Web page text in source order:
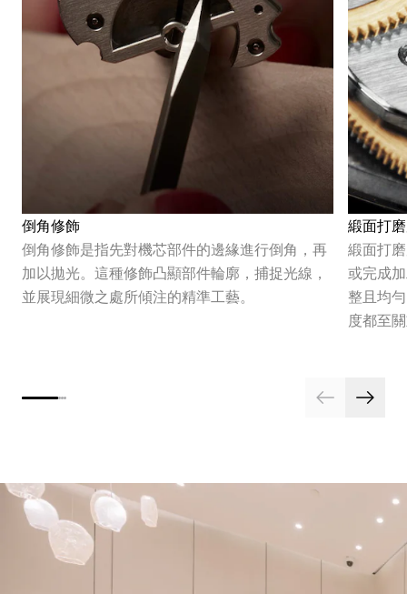
倒角修飾
倒角修飾是指先對機芯部件的邊緣進行倒角，再
加以拋光。這種修飾凸顯部件輪廓，捕捉光線，
並展現細微之處所傾注的精準工藝。
緞面打
緞面打
或完成
整且均
度都至